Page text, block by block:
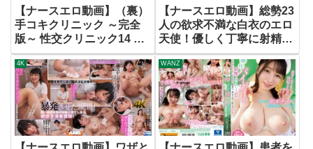
【ナースエロ動画】（裏）
手コキクリニック ～完全
版～ 性交クリニック14 ※
全員、医療従事経験ありの
SPキャスト4名 ‘またがり
騎乗位性交処置‘編 ～受け
継がれる超業務的リアル看
護～
【ナースエロ動画】総勢23
人の欲求不満な白衣のエロ
天使！優しく丁寧に射精に
導く痴女ナースご奉仕
BEST8時間
4K WANZ